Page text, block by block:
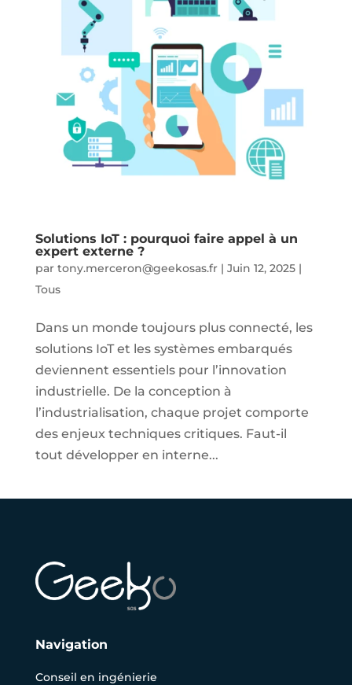
Solutions IoT : pourquoi faire appel à un
expert externe ?
par tony.merceron@geekosas.fr| Juin 12, 2025|
Tous
Dans un monde toujours plus connecté, les
solutions IoT et les systèmes embarqués
deviennent essentiels pour l’innovation
industrielle. De la conception à
l’industrialisation, chaque projet comporte
des enjeux techniques critiques. Faut-il
tout développer en interne...
Navigation
Conseil en ingénierie